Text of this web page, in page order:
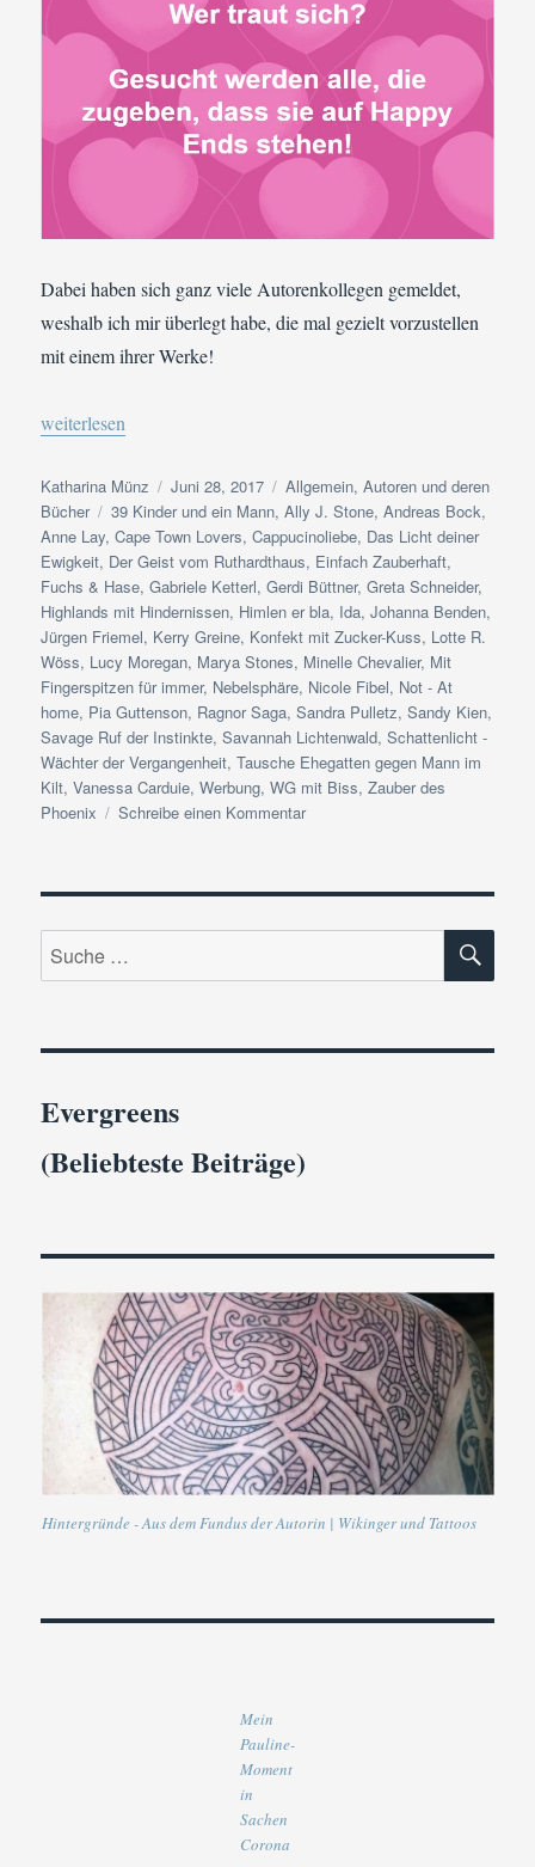
Dabei haben sich ganz viele Autorenkollegen gemeldet,
weshalb ich mir überlegt habe, die mal gezielt vorzustellen
mit einem ihrer Werke!
„Happy-End-Autoren | Das ultimative Outing“
weiterlesen
Autor
Katharina Münz
Veröffentlicht
am
Juni 28, 2017 Kategorien
Allgemein,Autoren und deren
Bücher
Schlagwörter
39 Kinder und ein Mann,Ally J. Stone,Andreas Bock,
Anne Lay,Cape Town Lovers,Cappucinoliebe, Das Licht deiner
Ewigkeit, Der Geist vom Ruthardthaus, Einfach Zauberhaft,
Fuchs & Hase,Gabriele Ketterl,Gerdi Büttner,Greta Schneider,
Highlands mit Hindernissen, Himlen er bla, Ida,Johanna Benden,
Jürgen Friemel, Kerry Greine, Konfekt mit Zucker-Kuss, Lotte R.
Wöss, Lucy Moregan, Marya Stones, Minelle Chevalier, Mit
Fingerspitzen für immer, Nebelsphäre, Nicole Fibel, Not - At
home, Pia Guttenson, Ragnor Saga,Sandra Pulletz,Sandy Kien,
Savage Ruf der Instinkte,Savannah Lichtenwald,Schattenlicht -
Wächter der Vergangenheit,Tausche Ehegatten gegen Mann im
Kilt,Vanessa Carduie,Werbung,WG mit Biss,Zauber des
Phoenix
Schreibe einen Kommentarzu
Autoren
Das
Outing
Suche
nach:
Evergreens
(Beliebteste Beiträge)
Hintergründe - Aus dem Fundus der Autorin | Wikinger und Tattoos
Mein
Pauline-
Moment
in
Sachen
Corona